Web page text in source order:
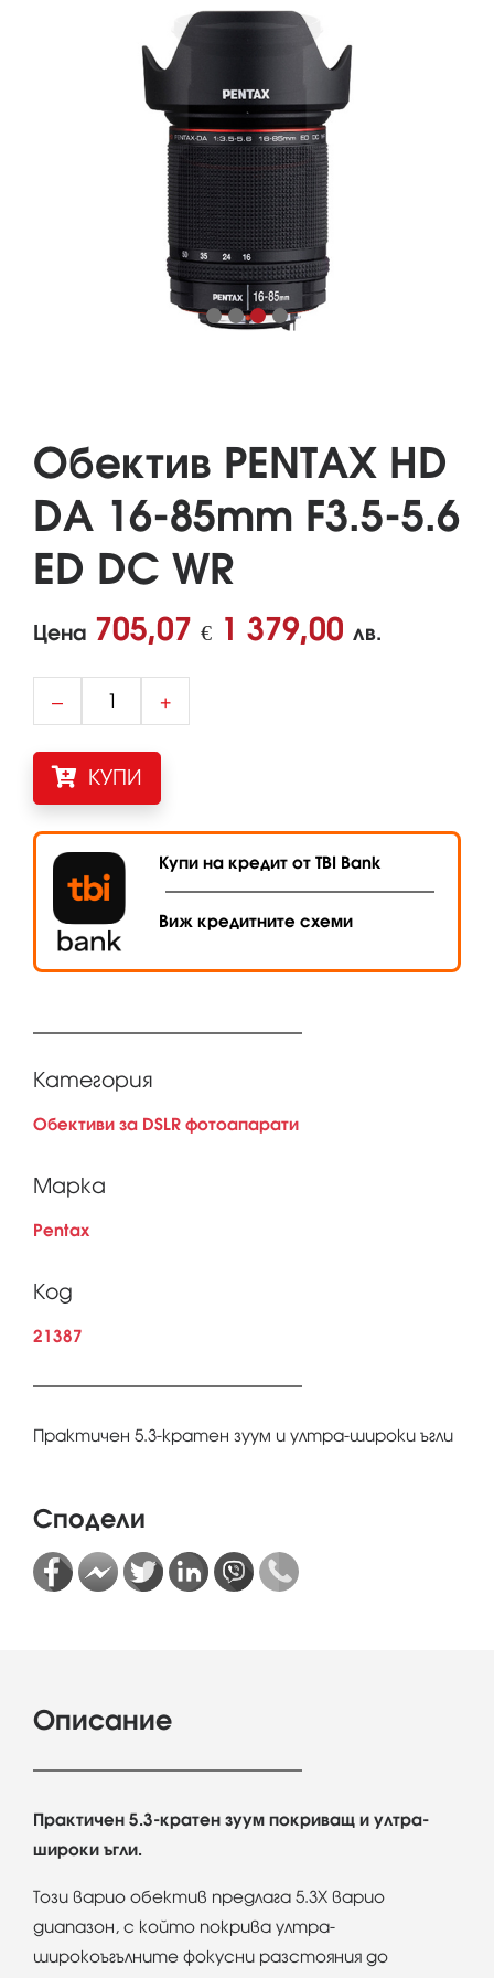
Обектив PENTAX HD
DA 16-85mm F3.5-5.6
ED DC WR
Цена 705,07 € 1 379,00 лв.
– +
КУПИ
Купи на кредит от TBI Bank
Виж кредитните схеми
Категория
Обективи за DSLR фотоапарати
Марка
Pentax
Код
21387
Практичен 5.3-кратен зуум и ултра-широки ъгли
Сподели
Описание
Практичен 5.3-кратен зуум покриващ и ултра-
широки ъгли.
Този варио обектив предлага 5.3Х варио
диапазон, с който покрива ултра-
широкоъгълните фокусни разстояния до